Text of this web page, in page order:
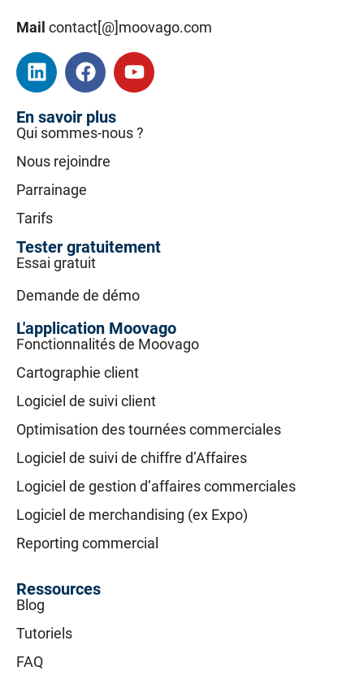
Mail contact[@]moovago.com
En savoir plus
Qui sommes-nous ?
Nous rejoindre
Parrainage
Tarifs
Tester gratuitement
Essai gratuit
Demande de démo
L'application Moovago
Fonctionnalités de Moovago
Cartographie client
Logiciel de suivi client
Optimisation des tournées commerciales
Logiciel de suivi de chiffre d’Affaires
Logiciel de gestion d’affaires commerciales
Logiciel de merchandising (ex Expo)
Reporting commercial
Ressources
Blog
Tutoriels
FAQ